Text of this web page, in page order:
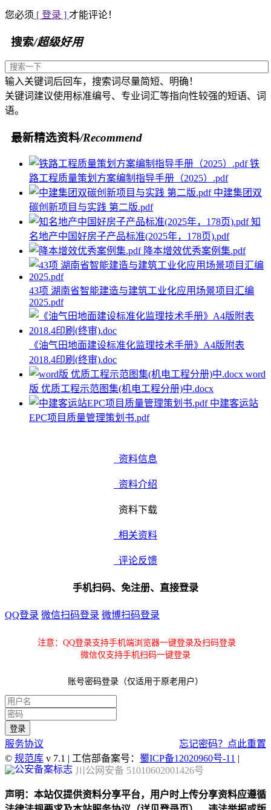
您必须 [ 登录 ] 才能评论！
搜索/超级好用
输入关键词后回车，搜索词尽量简短、明确！
关键词建议使用标准编号、专业词汇等指向性较强的短语、词
语。
最新精选资料/Recommend
铁
路工程质量策划方案编制指导手册（2025）.pdf
中建集团双
碳创新项目与实践 第二版.pdf
知
名地产中国好房子产品标准(2025年，178页).pdf
降本增效优秀案例集.pdf
43项 湖南省智能建造与建筑工业化应用场景项目汇编
2025.pdf
《油气田地面建设标准化监理技术手册》A4版附表
2018.4印刷(终审).doc
word
版 优质工程示范图集(机电工程分册)中.docx
中建客运站
EPC项目质量管理策划书.pdf
资料信息
资料介绍
资料下载
相关资料
评论反馈
手机扫码、免注册、直接登录
QQ登录 微信扫码登录 微博扫码登录
注意：QQ登录支持手机端浏览器一键登录及扫码登录
微信仅支持手机扫码一键登录
账号密码登录（仅适用于原老用户）
服务协议
忘记密码？点此重置
© 规范库 v 7.1 | 工信部备案号： 蜀ICP备12020960号-11 |
川公网安备 51010602001426号
声明：本站仅提供资料分享平台，用户时上传分享资料应遵循